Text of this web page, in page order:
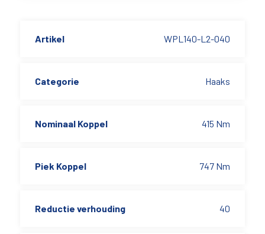
Artikel WPL140-L2-040
Categorie Haaks
Nominaal Koppel 415 Nm
Piek Koppel 747 Nm
Reductie verhouding 40